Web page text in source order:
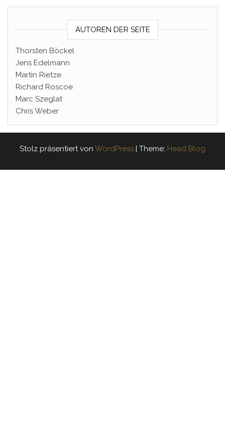
AUTOREN DER SEITE
Thorsten Böckel
Jens Edelmann
Martin Rietze
Richard Roscoe
Marc Szeglat
Chris Weber
Stolz präsentiert von WordPress | Theme: Head Blog